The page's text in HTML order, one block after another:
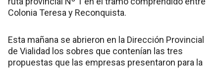
Colonia Teresa y Reconquista.
Esta mañana se abrieron en la Dirección Provincial
de Vialidad los sobres que contenían las tres
propuestas que las empresas presentaron para la